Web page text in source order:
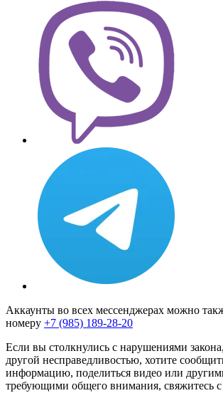
Аккаунты во всех мессенджерах можно
номеру +7 (985) 189-28-20
Если вы столкнулись с нарушениями
другой несправедливостью, хотите
информацию, поделиться видео или
требующими общего внимания, свяжитесь